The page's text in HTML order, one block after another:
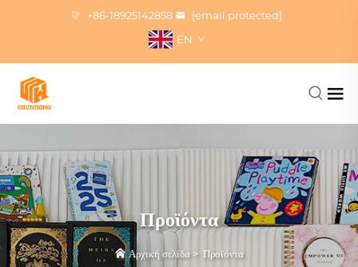
+86-18925142858
[email protected]
EN
Προϊόντα
Αρχική σελίδα > Προϊόντα